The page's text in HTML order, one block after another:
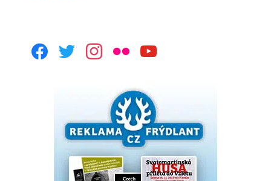
facebooktwitterinstagram
flickr youtube